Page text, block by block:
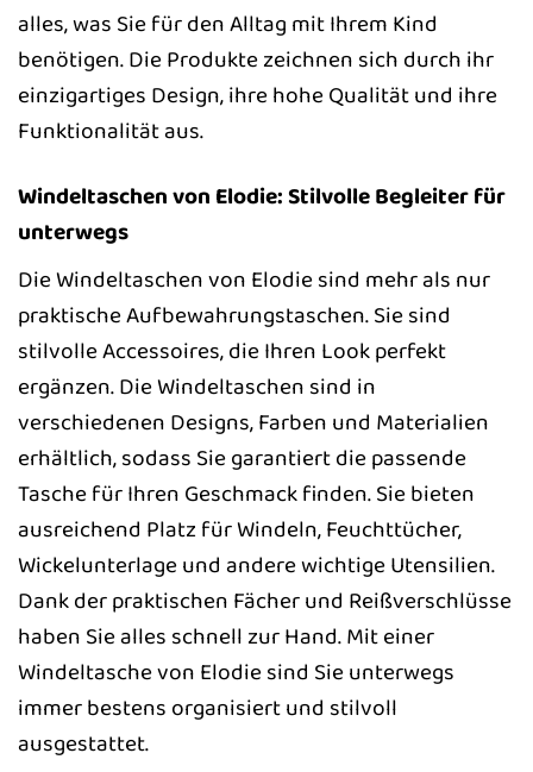
alles, was Sie für den Alltag mit Ihrem Kind
benötigen. Die Produkte zeichnen sich durch ihr
einzigartiges Design, ihre hohe Qualität und ihre
Funktionalität aus.
Windeltaschen von Elodie: Stilvolle Begleiter für
unterwegs
Die Windeltaschen von Elodie sind mehr als nur
praktische Aufbewahrungstaschen. Sie sind
stilvolle Accessoires, die Ihren Look perfekt
ergänzen. Die Windeltaschen sind in
verschiedenen Designs, Farben und Materialien
erhältlich, sodass Sie garantiert die passende
Tasche für Ihren Geschmack finden. Sie bieten
ausreichend Platz für Windeln, Feuchttücher,
Wickelunterlage und andere wichtige Utensilien.
Dank der praktischen Fächer und Reißverschlüsse
haben Sie alles schnell zur Hand. Mit einer
Windeltasche von Elodie sind Sie unterwegs
immer bestens organisiert und stilvoll
ausgestattet.